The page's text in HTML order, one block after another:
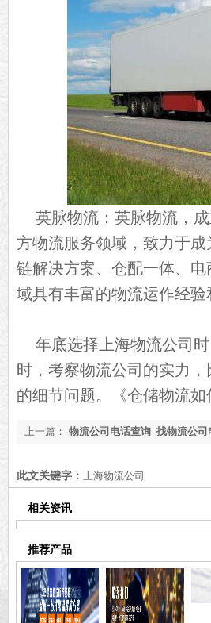
英脉物流：英脉物流，
方物流服务领域，致力于
链解决方案、仓配一体、
域具有丰富的物流运作经
年底选择上海物流公司
时，考察物流公司的实力
的细节问题。
《仓储物流
上一篇： 物流公司电话查询_找物流公
此文关键字： 上海物流公司
相关资讯
推荐产品